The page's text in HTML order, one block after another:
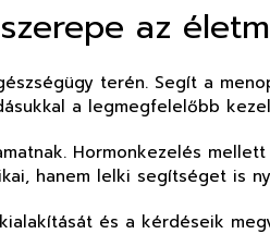
az
terén. Segít a
a legmegfelelőbb
Hormonkezelés
hanem lelki segítséget is
és a kérdéseik